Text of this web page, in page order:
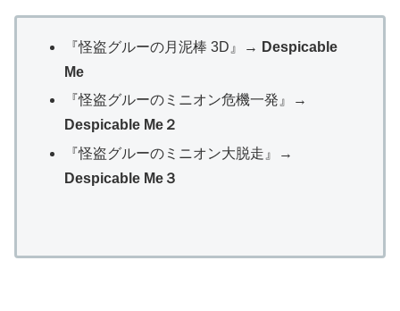
『怪盗グルーの月泥棒 3D』→ Despicable
Me
『怪盗グルーのミニオン危機一発』→
Despicable Me２
『怪盗グルーのミニオン大脱走』→
Despicable Me３